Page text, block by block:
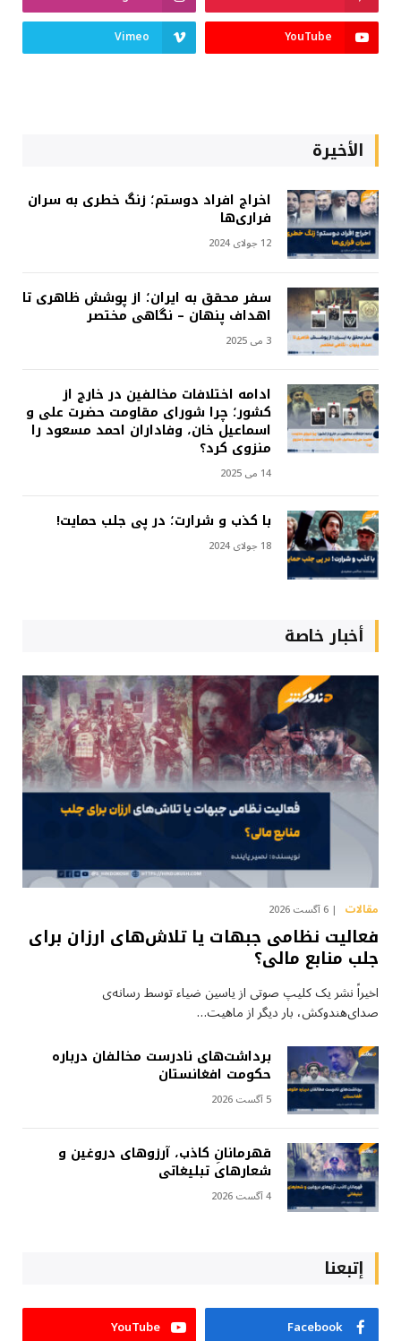
YouTube
Vimeo
الأخيرة
اخراج افراد دوستم؛ زنگ خطری به سران
فراری‌ها
12 جولای 2024
سفر محقق به ایران؛ از پوشش ظاهری تا
اهداف پنهان – نگاهی مختصر
3 می 2025
ادامه اختلافات مخالفین در خارج از
کشور؛ چرا شورای مقاومت حضرت علی و
اسماعیل خان، وفاداران احمد مسعود را
منزوی کرد؟
14 می 2025
با کذب و شرارت؛ در پی جلب حمایت!
18 جولای 2024
أخبار خاصة
مقالات 6 آگست 2026
فعالیت نظامی جبهات یا تلاش‌های ارزان برای
جلب منابع مالی؟
اخیراً نشر یک کلیپ صوتی از یاسین ضیاء توسط رسانه‌ی
صدای‌هندوکش، بار دیگر از ماهیت…
برداشت‌های نادرست مخالفان درباره
حکومت افغانستان
5 آگست 2026
قهرمانانِ کاذب، آرزوهای دروغین و
شعارهای تبلیغاتی
4 آگست 2026
إتبعنا
Facebook
YouTube